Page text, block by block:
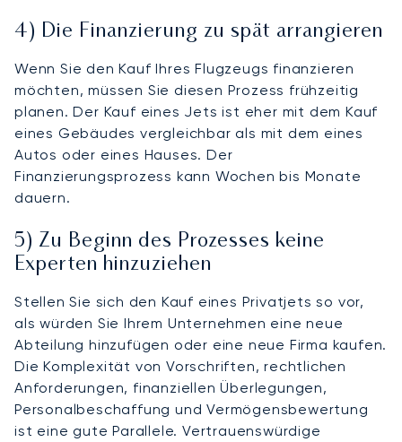
4) Die Finanzierung zu spät arrangieren
Wenn Sie den Kauf Ihres Flugzeugs finanzieren
möchten, müssen Sie diesen Prozess frühzeitig
planen. Der Kauf eines Jets ist eher mit dem Kauf
eines Gebäudes vergleichbar als mit dem eines
Autos oder eines Hauses. Der
Finanzierungsprozess kann Wochen bis Monate
dauern.
5) Zu Beginn des Prozesses keine
Experten hinzuziehen
Stellen Sie sich den Kauf eines Privatjets so vor,
als würden Sie Ihrem Unternehmen eine neue
Abteilung hinzufügen oder eine neue Firma kaufen.
Die Komplexität von Vorschriften, rechtlichen
Anforderungen, finanziellen Überlegungen,
Personalbeschaffung und Vermögensbewertung
ist eine gute Parallele. Vertrauenswürdige